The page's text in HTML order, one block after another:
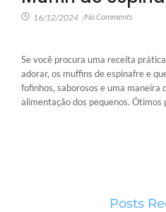
16/12/2024 /No Comments
Se você procura uma receita
adorar, os muffins de espinafre e
fofinhos, saborosos e uma maneira
alimentação dos pequenos. Ótimos
Posts